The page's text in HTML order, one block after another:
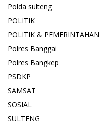
Polda sulteng
POLITIK
POLITIK & PEMERINTAHAN
Polres Banggai
Polres Bangkep
PSDKP
SAMSAT
SOSIAL
SULTENG